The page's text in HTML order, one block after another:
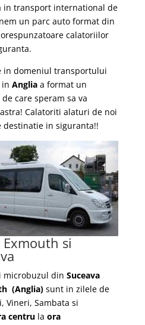
in transport international de
un parc auto format din
calatoriilor
in domeniul transportului
in Angliaa format un
care speram sa va
Calatoriti alaturi de noi
destinatie in siguranta!!
Exmouth si
din Suceava
(Anglia)sunt in zilele de
Vineri, Sambata si
centrula ora